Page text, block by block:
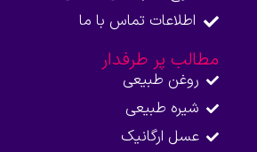
اطلاعات تماس با ما​
مطالب پر طرفدار
روغن طبیعی
شیره طبیعی
عسل ارگانیک